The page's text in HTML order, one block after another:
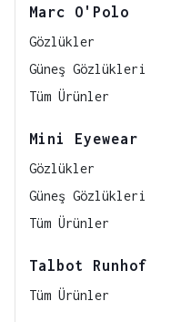
Marc O'Polo
Gözlükler
Güneş Gözlükleri
Tüm Ürünler
Mini Eyewear
Gözlükler
Güneş Gözlükleri
Tüm Ürünler
Talbot Runhof
Tüm Ürünler